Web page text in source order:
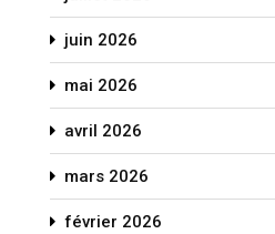
juin 2026
mai 2026
avril 2026
mars 2026
février 2026